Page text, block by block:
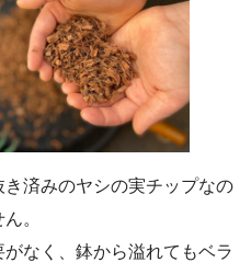
済みのヤシの実チップなの
。
なく、鉢から溢れてもベラ